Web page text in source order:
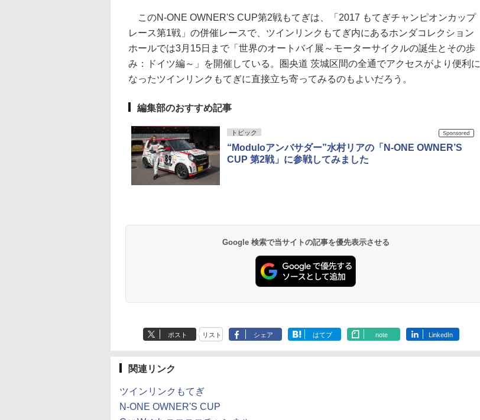
このN-ONE OWNER'S CUP第2戦もてぎは、「2017 もてぎチャンピオンカップ
レース第1戦」の併催レースで、ツインリンクもてぎ内にあるホンダコレクション
ホールでは3月15日まで「世界のオートバイ展～モーターサイクルの誕生とその歩
み：ドイツ編～」を開催している。圏央道 茨城区間の全通でアクセスがより便利に
なったツインリンクもてぎに直接立ち寄ってみるのもよいだろう。
編集部のおすすめ記事
トピック
“Moduloアンバサダー”水村リアの「N-ONE OWNER’S
CUP 第2戦」に参戦してみました
Google 検索で当サイトの記事を優先表示させる
ポスト リスト シェア はてブ note LinkedIn
関連リンク
ツインリンクもてぎ
N-ONE OWNER'S CUP